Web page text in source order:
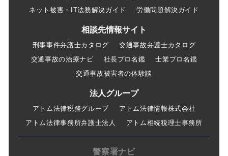
ネット被害・IT法務解決ガイド
労働問題解決ガイド
相談先情報サイト
刑事事件弁護士カタログ
交通事故弁護士カタログ
交通事故の治療ナビ
社長プロ名鑑
士業プロ名鑑
交通事故被害者の体験談
法人グループ
アトム法律税務グループ
アトム法律情報株式会社
アトム法律事務所弁護士法人
アトム相続税理士事務所
警察署ナビ